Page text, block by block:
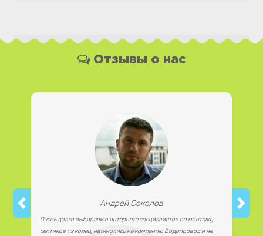
Вы можете оплатить наши услуги и необходимые
работаем с юридическими лицами.
Отзывы о нас
Андрей Соколов
Очень долго выбирали в интернете специалистов по монтажу
септиков из колец, наткнулись на компанию Водопровод и не